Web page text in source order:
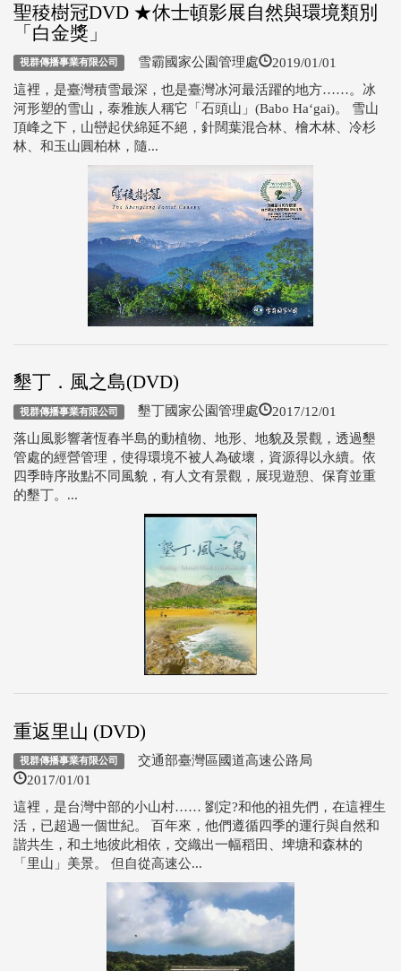
聖稜樹冠DVD ★休士頓影展自然與環境類別
「白金獎」
視群傳播事業有限公司 雪霸國家公園管理處 2019/01/01
這裡，是臺灣積雪最深，也是臺灣冰河最活躍的地方……。冰
河形塑的雪山，泰雅族人稱它「石頭山」(Babo Ha‘gai)。 雪山
頂峰之下，山巒起伏綿延不絕，針闊葉混合林、檜木林、冷杉
林、和玉山圓柏林，隨...
墾丁．風之島(DVD)
視群傳播事業有限公司 墾丁國家公園管理處 2017/12/01
落山風影響著恆春半島的動植物、地形、地貌及景觀，透過墾
管處的經營管理，使得環境不被人為破壞，資源得以永續。依
四季時序妝點不同風貌，有人文有景觀，展現遊憩、保育並重
的墾丁。...
重返里山 (DVD)
視群傳播事業有限公司 交通部臺灣區國道高速公路局
2017/01/01
這裡，是台灣中部的小山村…… 劉定?和他的祖先們，在這裡生
活，已超過一個世紀。 百年來，他們遵循四季的運行與自然和
諧共生，和土地彼此相依，交織出一幅稻田、埤塘和森林的
「里山」美景。 但自從高速公...